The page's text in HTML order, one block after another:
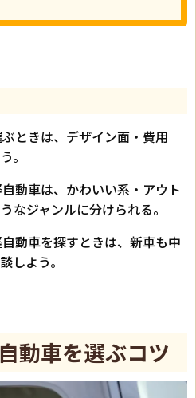
ときは、デザイン面・費用
。
動車は、かわいい系・アウト
なジャンルに分けられる。
動車を探すときは、新車も中
しよう。
動車を選ぶコツ